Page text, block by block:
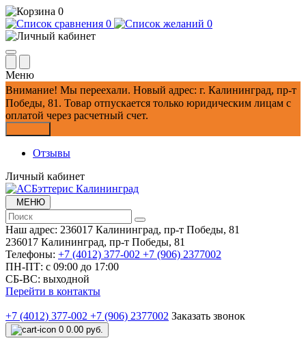
0
0
0
Меню
Внимание! Мы переехали. Новый адрес: г. Калининград, пр-т
Победы, 81. Товар отпускается только юридическим лицам с
оплатой через расчетный счет.
Отзывы
Личный кабинет
МЕНЮ
Наш адрес: 236017 Калининград,​ пр-т Победы, 81
236017 Калининград,​ пр-т Победы, 81
Телефоны: +7 (4012) 377-002 +7 (906) 2377002
ПН-ПТ: с 09:00 до 17:00
СБ-ВС: выходной
Перейти в контакты
+7 (4012) 377-002 +7 (906) 2377002 Заказать звонок
0 0.00 руб.